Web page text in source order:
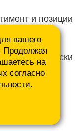
вашего
Продолжая
на
согласно
.
и позиции
и списки